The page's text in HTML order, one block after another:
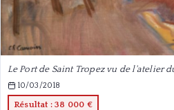
Le Port de Saint Tropez vu de l'atelier
10/03/2018
Résultat : 38 000 €